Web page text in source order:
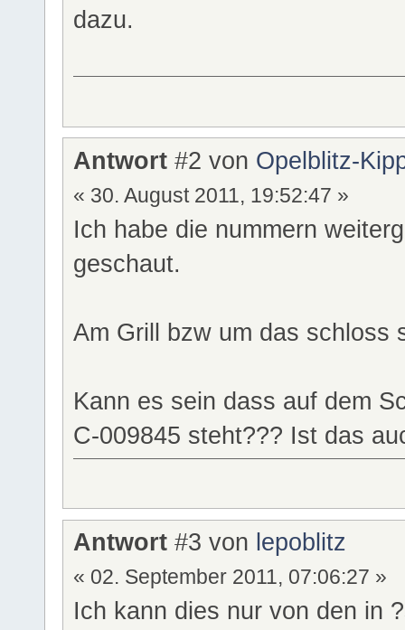
dazu.
Antwort #2 von Opelblitz-
« 30. August 2011, 19:52:47 »
Ich habe die nummern
geschaut.
Am Grill bzw um das schloss
Kann es sein dass auf dem
C-009845 steht??? Ist das
Antwort #3 von lepoblitz
« 02. September 2011, 07:06:27 »
Ich kann dies nur von den in